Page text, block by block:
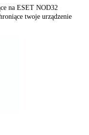
na ESET NOD32
twoje urządzenie